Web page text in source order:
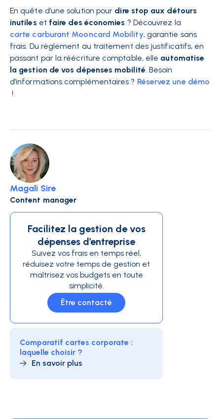
En quête d’une solution pour dire stop aux détours
inutiles et faire des économies ? Découvrez la
carte carburant Mooncard Mobility, garantie sans
frais. Du règlement au traitement des justificatifs, en
passant par la réécriture comptable, elle automatise
la gestion de vos dépenses mobilité. Besoin
d’informations complémentaires ? Réservez une démo
!
Magali Sire
Content manager
Facilitez la gestion de vos
dépenses d’entreprise
Suivez vos frais en temps réel,
réduisez votre temps de gestion et
maîtrisez vos budgets en toute
simplicité.
Être contacté
Comparatif cartes corporate :
laquelle choisir ?
En savoir plus